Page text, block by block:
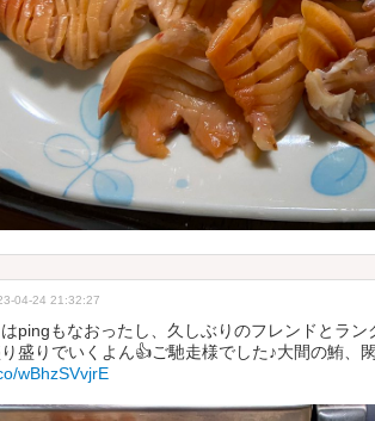
04-24 21:32:27
pingもなおったし、久しぶりのフレンドとラ
盛りでいくよん👍ご馳走様でした♪大間の鮪、
wBhzSVvjrE